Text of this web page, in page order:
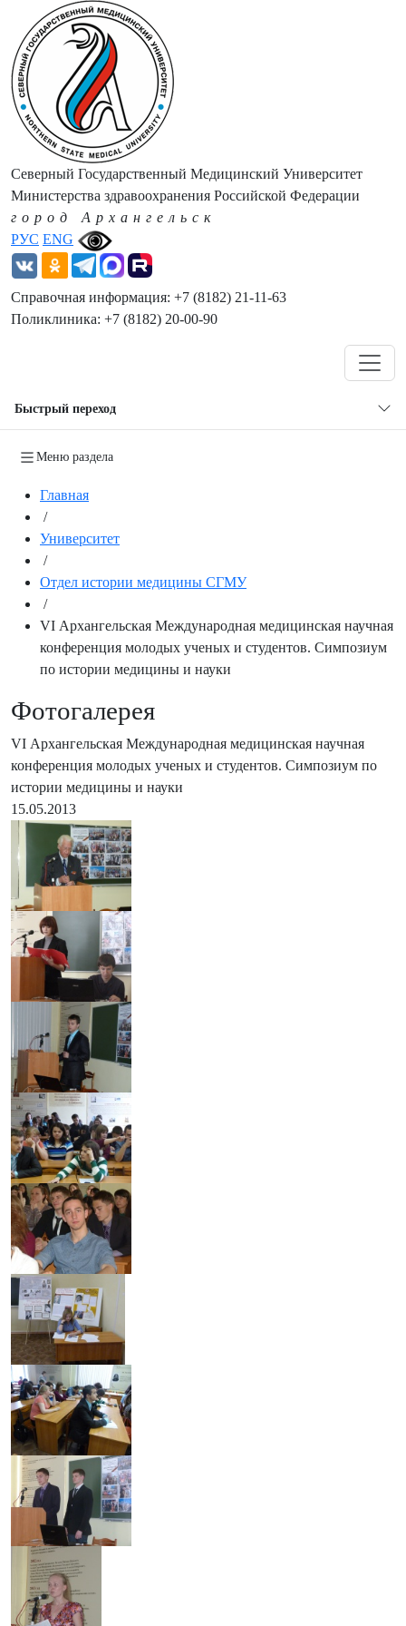
РУС ENG
Северный Государственный Медицинский Университет
Министерства здравоохранения Российской Федерации
город Архангельск
Справочная информация: +7 (8182) 21-11-63
Поликлиника: +7 (8182) 20-00-90
Быстрый переход
Меню раздела
Главная
/
Университет
/
Отдел истории медицины СГМУ
/
VI Архангельская Международная медицинская научная
конференция молодых ученых и студентов. Симпозиум
по истории медицины и науки
Фотогалерея
VI Архангельская Международная медицинская научная
конференция молодых ученых и студентов. Симпозиум по
истории медицины и науки
15.05.2013